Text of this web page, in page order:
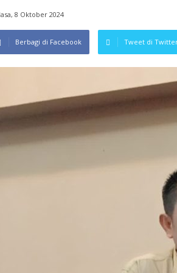
8 Oktober 2024
Berbagi di Facebook Tweet di